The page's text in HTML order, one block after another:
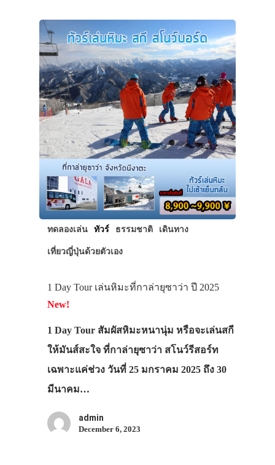
ทดลองเล่น ทัวร์ ธรรมชาติ เดินทาง
เที่ยวญี่ปุ่นด้วยตัวเอง
1 Day Tour เล่นหิมะที่กาล่ายุซาว่า ปี 2025
New!
1 Day Tour สัมผัสหิมะหนานุ่ม หรือจะเล่นสกี
ให้มันส์สะใจ ที่กาล่ายุซาว่า สโนว์รีสอร์ท
เฉพาะแค่ช่วง วันที่ 25 มกราคม 2025 ถึง 30
มีนาคม…
admin
December 6, 2023
ทัวร์
ที่พัก
สาระน่ารู้
VIDEO
ภาพประทับใจ